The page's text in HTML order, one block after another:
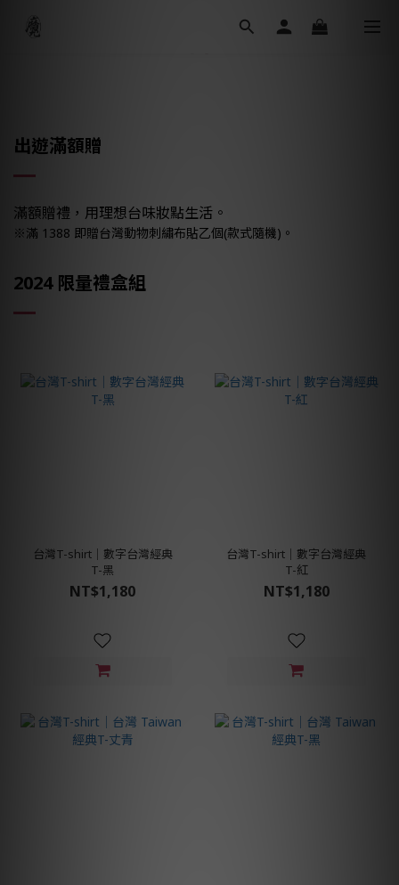
出遊滿額贈
滿額贈禮，用理想台味妝點生活。
※滿 1388 即贈台灣動物刺繡布貼乙個(款式隨機)。
2024 限量禮盒組
台灣T-shirt│數字台灣經典
T-黑
NT$1,180
台灣T-shirt│數字台灣經典
T-紅
NT$1,180